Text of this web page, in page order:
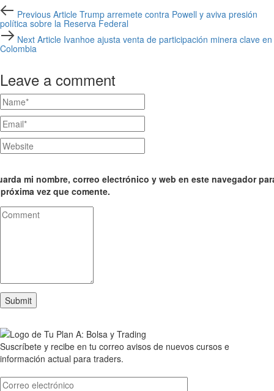
Previous
ArticlePrevious Article Trump arremete contra Powell y aviva presión
política sobre la Reserva Federal
Next
ArticleNext Article Ivanhoe ajusta venta de participación minera clave en
Colombia
Leave a comment
mi nombre, correo electrónico y web en este navegador
vez que comente.
Suscríbete y recibe en tu correo avisos de nuevos cursos e
información actual para traders.